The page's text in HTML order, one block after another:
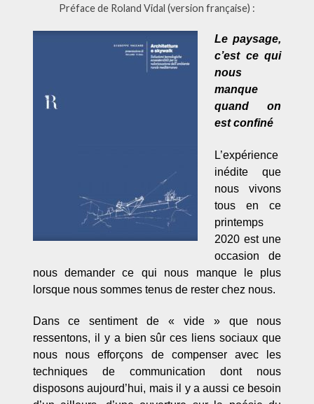
Préface de Roland Vidal (version française) :
Le paysage,
c’est ce qui
nous
manque
quand on
est confiné
L’expérience
inédite que
nous vivons
tous en ce
printemps
2020 est une
occasion de
nous demander ce qui nous manque le plus
lorsque nous sommes tenus de rester chez nous.
Dans ce sentiment de « vide » que nous
ressentons, il y a bien sûr ces liens sociaux que
nous nous efforçons de compenser avec les
techniques de communication dont nous
disposons aujourd’hui, mais il y a aussi ce besoin